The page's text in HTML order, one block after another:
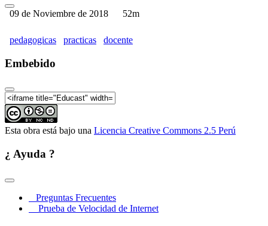
09 de Noviembre de 2018 52m
pedagogicas practicas docente
Embebido
Esta obra está bajo una Licencia Creative Commons 2.5 Perú
¿ Ayuda ?
Preguntas Frecuentes
Prueba de Velocidad de Internet